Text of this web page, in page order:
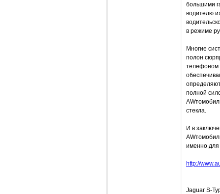
большими
водителю
в режиме
Многие
полон
телефоном
полной
стекла.
И в
именно для
http://
Jaguar S-